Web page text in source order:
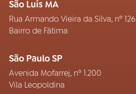
São Luís MA
Rua Armando Vieira da Silva, nº 126
Bairro de Fátima
São Paulo SP
Avenida Mofarrej, nº 1.200
Vila Leopoldina